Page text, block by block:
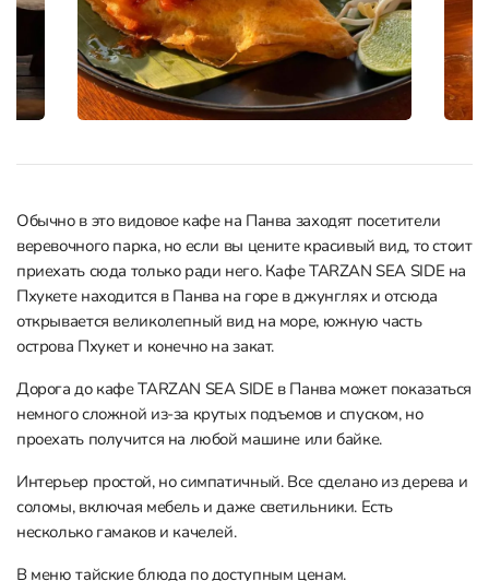
Обычно в это видовое кафе на Панва заходят посетители
веревочного парка, но если вы цените красивый вид, то стоит
приехать сюда только ради него. Кафе TARZAN SEA SIDE на
Пхукете находится в Панва на горе в джунглях и отсюда
открывается великолепный вид на море, южную часть
острова Пхукет и конечно на закат.
Дорога до кафе TARZAN SEA SIDE в Панва может показаться
немного сложной из-за крутых подъемов и спуском, но
проехать получится на любой машине или байке.
Интерьер простой, но симпатичный. Все сделано из дерева и
соломы, включая мебель и даже светильники. Есть
несколько гамаков и качелей.
В меню тайские блюда по доступным ценам.